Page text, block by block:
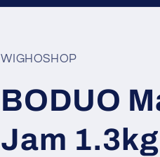
WIGHOSHOP
BODUO
Jam